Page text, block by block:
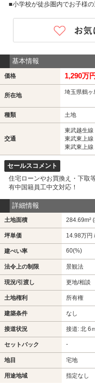
■小学校が徒歩圏内でお子様
基本情報
価格 1,290万円
所在地 埼玉県鶴ヶ
種類 土地
交通
東武越生
東武東上
東武東上
セールスコメント
住宅ローンやお買換え・下取
有中国籍員工中文対応！
詳細情報
土地面積 284.69m²
坪単価 14.98万円
建ぺい率 60(%)
法令上の制限 景観法
現況/引渡し 更地/相談
土地権利 所有権
建築条件 なし
接道状況 接道: 北 6
セットバック -
地目 宅地
用途地域 指定なし